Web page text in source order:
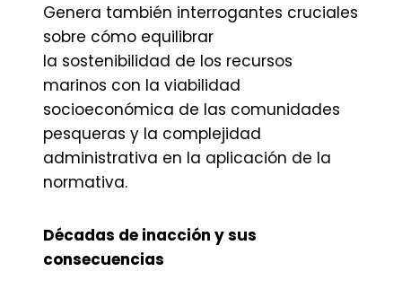
Genera también interrogantes cruciales
sobre cómo equilibrar
la sostenibilidad de los recursos
marinos con la viabilidad
socioeconómica de las comunidades
pesqueras y la complejidad
administrativa en la aplicación de la
normativa.
Décadas de inacción y sus
consecuencias